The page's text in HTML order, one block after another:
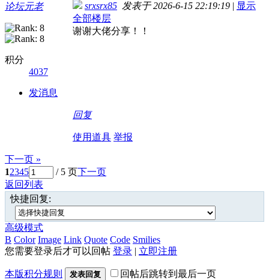
论坛元老
积分
4037
发消息
srxsrx85 发表于 2026-6-15 22:19:19 | 显示
全部楼层
谢谢大佬分享！！
回复
使用道具 举报
下一页 »
12345 / 5 页下一页
返回列表
快捷回复:
高级模式
B Color Image Link Quote Code Smilies
您需要登录后才可以回帖 登录 | 立即注册
本版积分规则 发表回复 回帖后跳转到最后一页